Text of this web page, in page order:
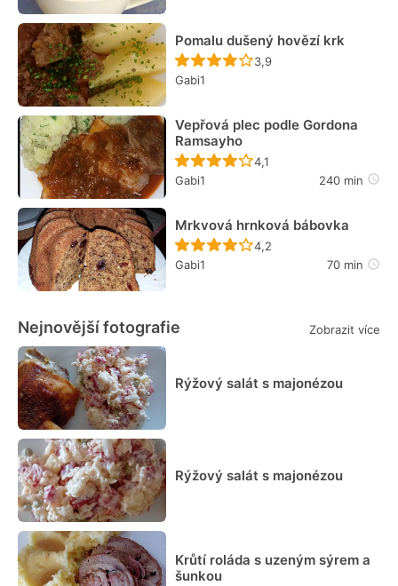
Pomalu dušený hovězí krk
Recept ještě nebyl
3,9
Gabi1
Vepřová plec podle Gordona
Ramsayho
Recept ještě nebyl
4,1
Gabi1
240 min
Mrkvová hrnková bábovka
Recept ještě nebyl
4,2
Gabi1
70 min
Nejnovější fotografie Zobrazit více
Rýžový salát s majonézou
Rýžový salát s majonézou
Krůtí roláda s uzeným sýrem a
šunkou